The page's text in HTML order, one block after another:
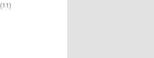
(11)